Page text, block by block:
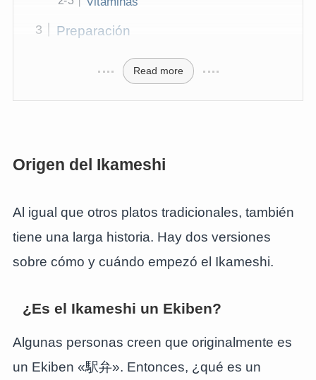
Preparación
Read more
Origen del Ikameshi
Al igual que otros platos tradicionales, también
tiene una larga historia. Hay dos versiones
sobre cómo y cuándo empezó el Ikameshi.
¿Es el Ikameshi un Ekiben?
Algunas personas creen que originalmente es
un Ekiben «駅弁». Entonces, ¿qué es un